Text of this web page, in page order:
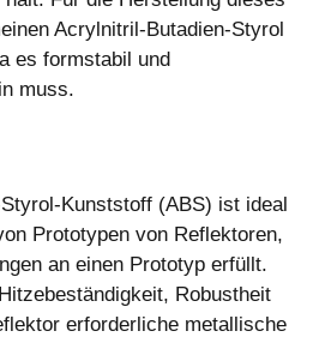
Acrylnitril-Butadien-Styrol
es formstabil und
muss.
Kunststoff (ABS) ist ideal
Prototypen von Reflektoren,
an einen Prototyp erfüllt.
Robustheit
erforderliche metallische